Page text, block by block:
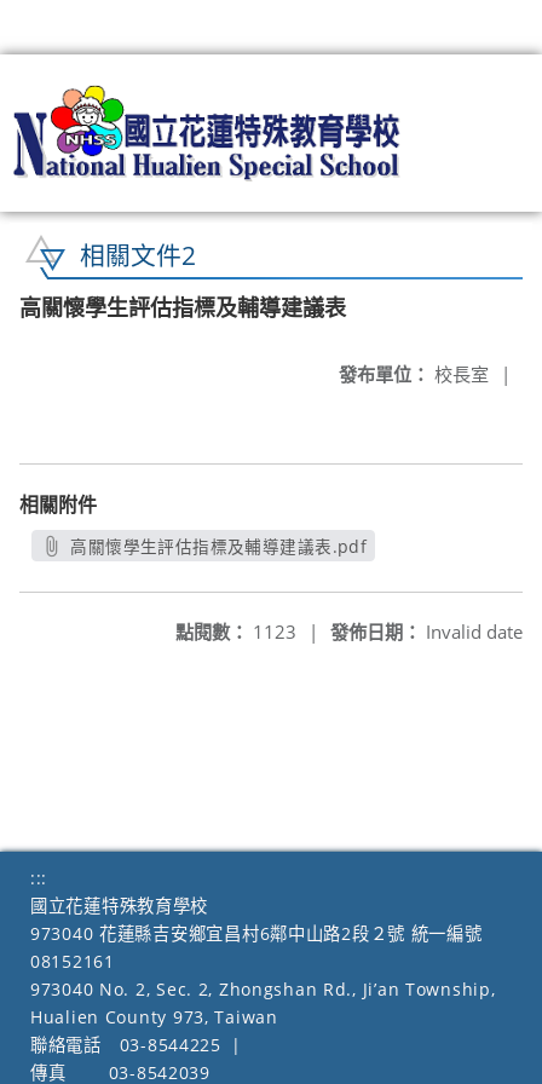
相關文件2
高關懷學生評估指標及輔導建議表
發布單位： 校長室 |
相關附件
高關懷學生評估指標及輔導建議表.pdf
發佈日期： Invalid date
點閱數： 1123 |
:::
國立花蓮特殊教育學校
973040 花蓮縣吉安鄉宜昌村6鄰中山路2段２號 統一編號
08152161
973040 No. 2, Sec. 2, Zhongshan Rd., Ji’an Township,
Hualien County 973, Taiwan
聯絡電話
03-8544225
|
傳真
03-8542039